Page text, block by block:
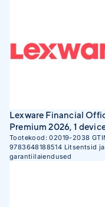
Lexware Financial
Premium 2026, 1
ESD, subscription
Tootekood:02019-2038
9783648188514 Litsentsid ja
garantiilaiendused